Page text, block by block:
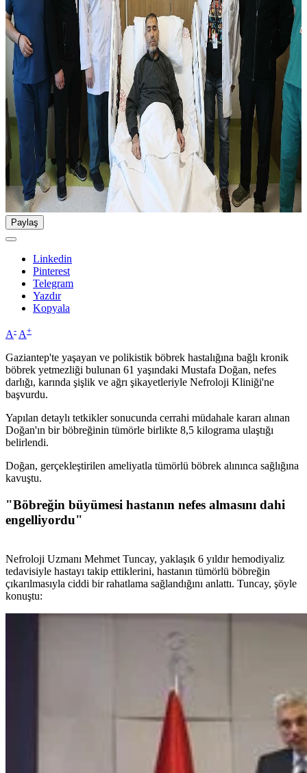
Paylaş
Linkedin
Pinterest
Telegram
Yazdır
Kopyala
A- A+
Gaziantep'te yaşayan ve polikistik böbrek hastalığına bağlı kronik
böbrek yetmezliği bulunan 61 yaşındaki Mustafa Doğan, nefes
darlığı, karında şişlik ve ağrı şikayetleriyle Nefroloji Kliniği'ne
başvurdu.
Yapılan detaylı tetkikler sonucunda cerrahi müdahale kararı alınan
Doğan'ın bir böbreğinin tümörle birlikte 8,5 kilograma ulaştığı
belirlendi.
Doğan, gerçekleştirilen ameliyatla tümörlü böbrek alınınca sağlığına
kavuştu.
"Böbreğin büyümesi hastanın nefes almasını dahi
engelliyordu"
Nefroloji Uzmanı Mehmet Tuncay, yaklaşık 6 yıldır hemodiyaliz
tedavisiyle hastayı takip ettiklerini, hastanın tümörlü böbreğin
çıkarılmasıyla ciddi bir rahatlama sağlandığını anlattı. Tuncay, şöyle
konuştu: